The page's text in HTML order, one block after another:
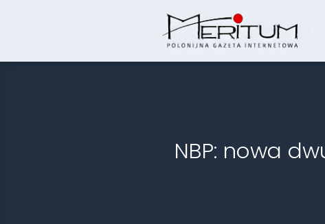
NBP: nowa